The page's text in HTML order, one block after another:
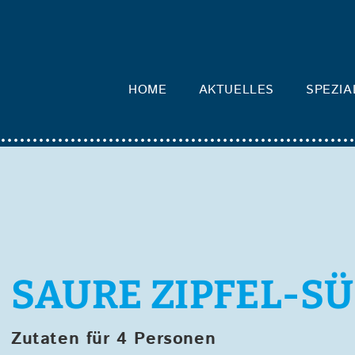
HOME AKTUELLES
SAURE ZIPFEL-
Zutaten für 4 Personen